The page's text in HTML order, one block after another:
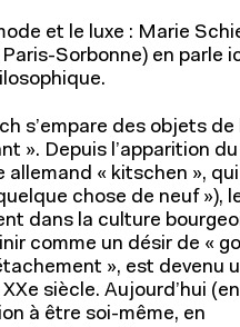
de l'IFM
et le luxe : Marie
Sorbonne) en parle
s’empare des objets de
». Depuis l’apparition
allemand « kitschen »,
chose de neuf »),
dans la culture
comme un désir de «
», est devenu
siècle. Aujourd’hui
à être soi-même, en